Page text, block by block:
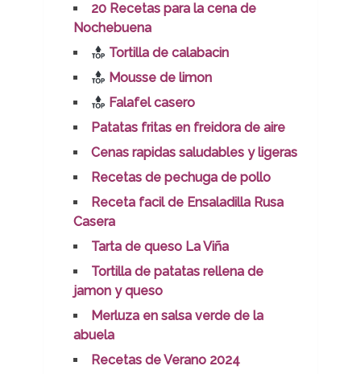
20 Recetas para la cena de
Nochebuena
Tortilla de calabacin
Mousse de limon
Falafel casero
Patatas fritas en freidora de aire
Cenas rapidas saludables y ligeras
Recetas de pechuga de pollo
Receta facil de Ensaladilla Rusa
Casera
Tarta de queso La Viña
Tortilla de patatas rellena de
jamon y queso
Merluza en salsa verde de la
abuela
Recetas de Verano 2024